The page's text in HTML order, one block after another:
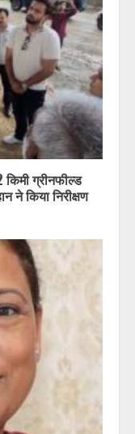
किमी ग्रीनफील्ड
ने किया निरीक्षण